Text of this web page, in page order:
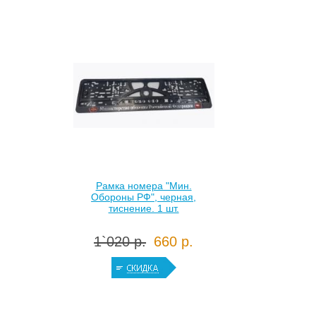
Рамка номера "Мин.
Обороны РФ", черная,
тиснение. 1 шт.
1`020 р. 660 р.